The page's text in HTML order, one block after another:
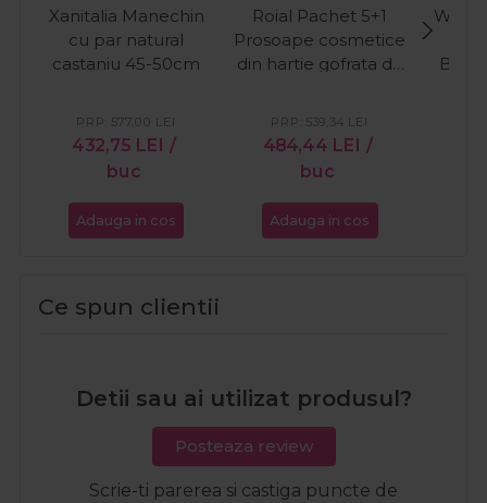
Xanitalia Manechin
cu par natural
castaniu 45-50cm
432,75 LEI /
buc
PRP: 577,00 LEI
Adauga in cos
Roial Pachet 5+1
Prosoape cosmetice
din hartie gofrata de
484,44 LEI /
buc
PRP: 539,34 LEI
Adauga in cos
Wella
Ce spun clientii
Detii sau ai utilizat produsul?
Posteaza review
Scrie-ti parerea si castiga puncte de